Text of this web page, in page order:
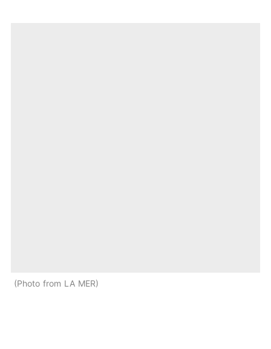
Photo from LA MER